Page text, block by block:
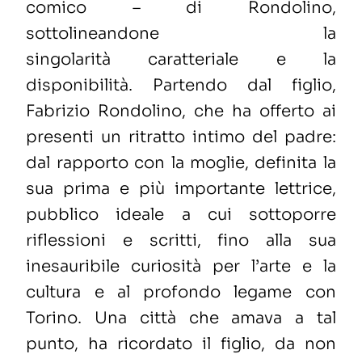
comico – di Rondolino,
sottolineandone la
singolarità caratteriale e la
disponibilità. Partendo dal figlio,
Fabrizio Rondolino, che ha offerto ai
presenti un ritratto intimo del padre:
dal rapporto con la moglie, definita la
sua prima e più importante lettrice,
pubblico ideale a cui sottoporre
riflessioni e scritti,fino alla sua
inesauribile curiosità per l’arte e la
cultura e al profondo legame con
Torino. Una città che amava a tal
punto, ha ricordato il figlio, da non